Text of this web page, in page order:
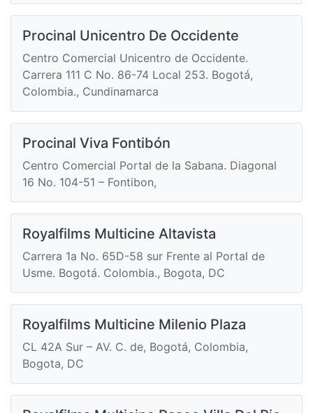
Procinal Unicentro De Occidente
Centro Comercial Unicentro de Occidente.
Carrera 111 C No. 86-74 Local 253. Bogotá,
Colombia., Cundinamarca
Procinal Viva Fontibón
Centro Comercial Portal de la Sabana. Diagonal
16 No. 104-51 – Fontibon,
Royalfilms Multicine Altavista
Carrera 1a No. 65D-58 sur Frente al Portal de
Usme. Bogotá. Colombia., Bogota, DC
Royalfilms Multicine Milenio Plaza
CL 42A Sur – AV. C. de, Bogotá, Colombia,
Bogota, DC